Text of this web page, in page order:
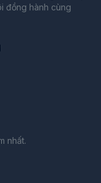
đồng hành cùng
nhất.